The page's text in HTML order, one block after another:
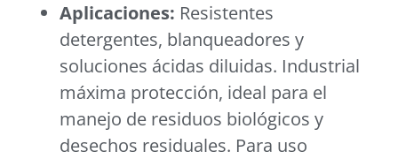
Aplicaciones: Resistentes
detergentes, blanqueadores y
soluciones ácidas diluidas. Industrial
máxima protección, ideal para el
manejo de residuos biológicos y
desechos residuales. Para uso